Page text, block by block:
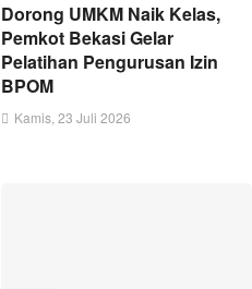
Dorong UMKM Naik Kelas,
Pemkot Bekasi Gelar
Pelatihan Pengurusan Izin
BPOM
Kamis, 23 Juli 2026